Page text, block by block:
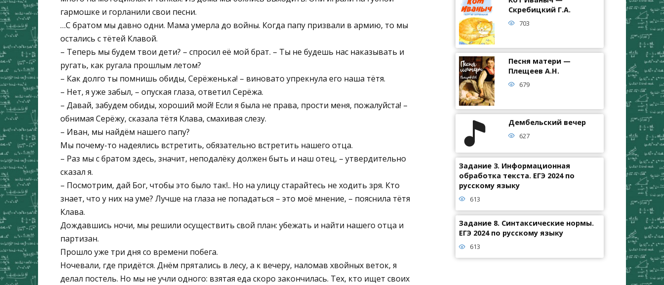
гармошке и горланили свои песни.
…С братом мы давно одни. Мама умерла до войны. Когда папу призвали в армию, то мы
остались с тётей Клавой.
– Теперь мы будем твои дети? – спросил её мой брат. – Ты не будешь нас наказывать и
ругать, как ругала прошлым летом?
– Как долго ты помнишь обиды, Серёженька! – виновато упрекнула его наша тётя.
– Нет, я уже забыл, – опуская глаза, ответил Серёжа.
– Давай, забудем обиды, хороший мой! Если я была не права, прости меня, пожалуйста! –
обнимая Серёжу, сказала тётя Клава, смахивая слезу.
– Иван, мы найдём нашего папу?
Мы почему-то надеялись встретить, обязательно встретить нашего отца.
– Раз мы с братом здесь, значит, неподалёку должен быть и наш отец, – утвердительно
сказал я.
– Посмотрим, дай Бог, чтобы это было так!.. Но на улицу старайтесь не ходить зря. Кто
знает, что у них на уме? Лучше на глаза не попадаться – это моё мнение, – пояснила тётя
Клава.
Дождавшись ночи, мы решили осуществить свой план: убежать и найти нашего отца и
партизан.
Прошло уже три дня со времени побега.
Ночевали, где придётся. Днём прятались в лесу, а к вечеру, наломав хвойных веток, я
делал постель. Но мы не учли одного: взятая еда скоро закончилась. Тех, кто ищет своих
Скребицкий Г.А.
703
Песня матери —
Плещеев А.Н.
679
Дембельский вечер
627
Задание 3. Информационная
обработка текста. ЕГЭ 2024 по
русскому языку
613
Задание 8. Синтаксические нормы.
ЕГЭ 2024 по русскому языку
613